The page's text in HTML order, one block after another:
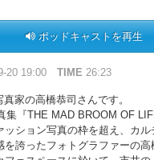
ポッドキャストを再生
20 19:00 TIME 26:23
家の高橋恭司さんです。
集『THE MAD BROOM OF
ッション写真の枠を超え、カ
を誇ったフォトグラファーの高